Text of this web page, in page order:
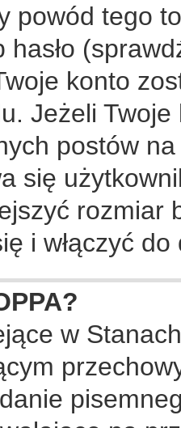
powód tego
hasło
konto
Jeżeli
postów
się
rozmiar
i włączyć
w